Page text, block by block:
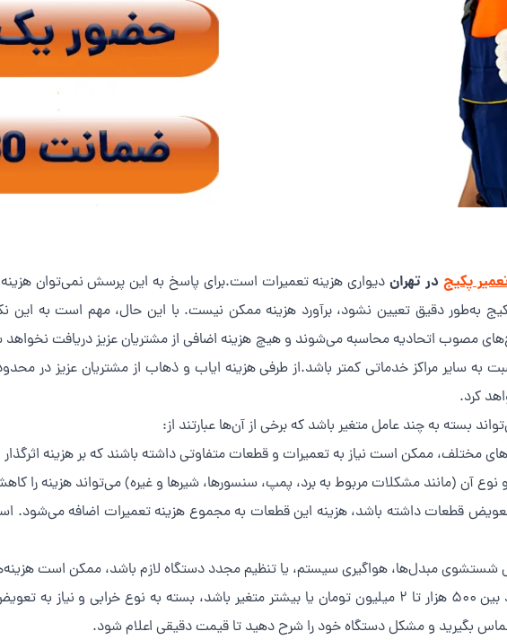
پکیج در تهران دیواری هزینه تعمیرات است.برای پاسخ به این پرسش نمی‌توان
به‌طور دقیق تعیین نشود، برآورد هزینه ممکن نیست. با این حال، مهم است به این
مصوب اتحادیه محاسبه می‌شوند و هیچ هزینه اضافی از مشتریان عزیز دریافت
به سایر مراکز خدماتی کمتر باشد.از طرفی هزینه ایاب و ذهاب از مشتریان عزیز در
کرد.
بسته به چند عامل متغیر باشد که برخی از آن‌ها عبارتند از:
مختلف، ممکن است نیاز به تعمیرات و قطعات متفاوتی داشته باشند که بر هزینه
نوع آن (مانند مشکلات مربوط به برد، پمپ، سنسورها، شیرها و غیره) می‌تواند هزینه را
قطعات داشته باشد، هزینه این قطعات به مجموع هزینه تعمیرات اضافه می‌شود.
مبدل‌ها، هواگیری سیستم، یا تنظیم مجدد دستگاه لازم باشد، ممکن است
به طور معمول، هزینه تعمیر پکیج می‌تواند بین ۵۰۰ هزار تا ۲ میلیون تومان یا بیشتر متغیر باشد، بسته به
بگیرید و مشکل دستگاه خود را شرح دهید تا قیمت دقیقی اعلام شود.